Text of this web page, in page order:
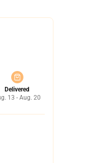
Delivered
13 - Aug. 20